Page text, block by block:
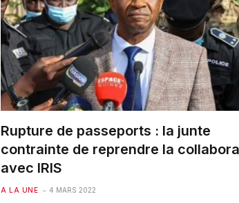
Rupture de passeports : la junte
contrainte de reprendre la
avec IRIS
A LA UNE 4 MARS 2022